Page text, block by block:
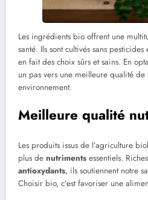
Les ingrédients bio offrent une
santé. Ils sont cultivés sans
en fait des choix sûrs et sains. En
un pas vers une meilleure qualité
environnement.
Meilleure qualité
Les produits issus de l’agriculture
plus de nutriments essentiels.
antioxydants, ils soutiennent notre
Choisir bio, c’est favoriser une